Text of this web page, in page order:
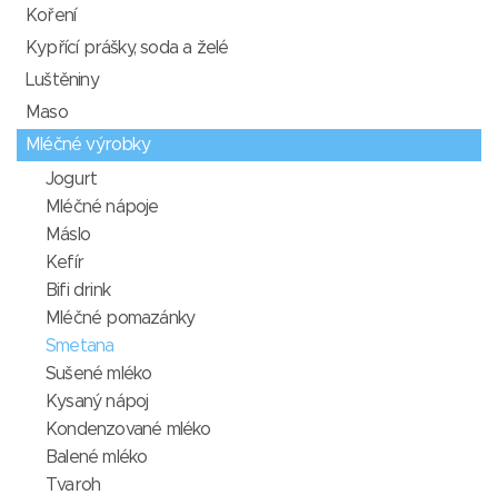
Koření
Kypřící prášky, soda a želé
Luštěniny
Maso
Mléčné výrobky
Jogurt
Mléčné nápoje
Máslo
Kefír
Bifi drink
Mléčné pomazánky
Smetana
Sušené mléko
Kysaný nápoj
Kondenzované mléko
Balené mléko
Tvaroh